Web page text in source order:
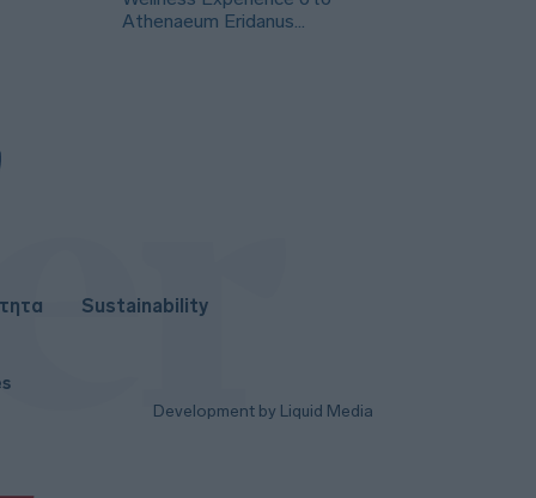
Athenaeum Eridanus
Sustainability
Development by Liquid Media